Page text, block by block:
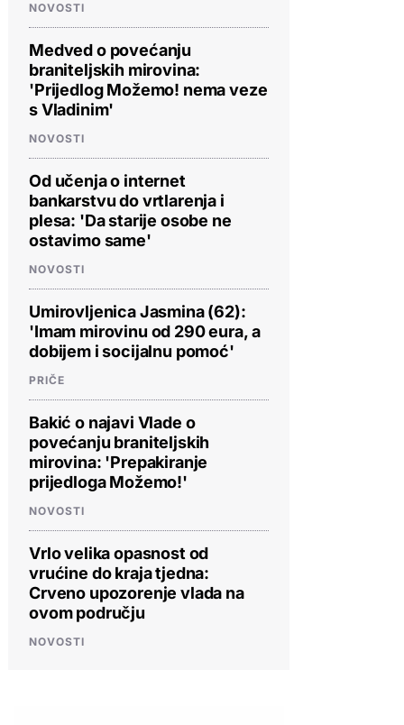
NOVOSTI
Medved o povećanju
braniteljskih mirovina:
'Prijedlog Možemo! nema veze
s Vladinim'
NOVOSTI
Od učenja o internet
bankarstvu do vrtlarenja i
plesa: 'Da starije osobe ne
ostavimo same'
NOVOSTI
Umirovljenica Jasmina (62):
'Imam mirovinu od 290 eura, a
dobijem i socijalnu pomoć'
PRIČE
Bakić o najavi Vlade o
povećanju braniteljskih
mirovina: 'Prepakiranje
prijedloga Možemo!'
NOVOSTI
Vrlo velika opasnost od
vrućine do kraja tjedna:
Crveno upozorenje vlada na
ovom području
NOVOSTI